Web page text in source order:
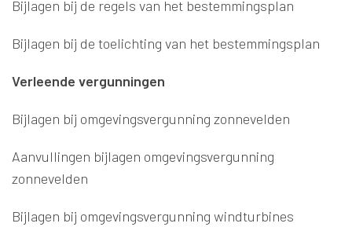
Bijlagen bij de regels van het bestemmingsplan
Bijlagen bij de toelichting van het bestemmingsplan
Verleende vergunningen
Bijlagen bij omgevingsvergunning zonnevelden
Aanvullingen bijlagen omgevingsvergunning
zonnevelden
Bijlagen bij omgevingsvergunning windturbines